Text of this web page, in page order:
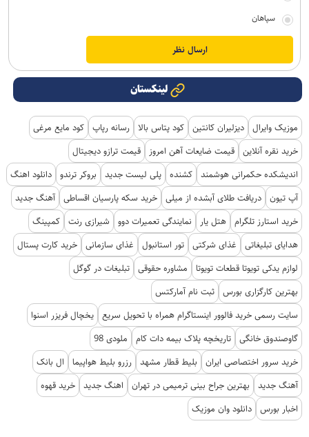
سپاهان
لینکستان
موزیک وایرال دیزلیران کانتین کود پتاس بالا رسانه رپاپ کود مایع مرغی
خرید نقره آنلاین قیمت ضایعات آهن امروز
قیمت ترازو دیجیتال
اندیشکده حکمرانی هوشمند کشنده پلی لیست جدید بروکر ترندو دانلود اهنگ
آپ تیون دریافت طلای آبشده از میلی خرید سکه پارسیان اقساطی آهنگ جدید
خرید استارز تلگرام هتل یار نمایندگی تعمیرات دوو شیرازی رنت کمپینگ
هدایای تبلیغاتی
غذای شرکتی تور استانبول غذای سازمانی خرید کارت پستال
لوازم یدکی تویوتا قطعات تویوتا
مشاوره حقوقی تبلیغات در گوگل
بهترین کارگزاری بورس ثبت نام آمارکتس
سایت رسمی خرید فالوور اینستاگرام همراه با تحویل سریع یخچال فریزر اسنوا
گاوصندوق خانگی تاریخچه پلاک بیمه دات کام
ملودی 98
خرید سرور اختصاصی ایران
بلیط قطار مشهد رزرو بلیط هواپیما
ال بانک
آهنگ جدید
بهترین جراح بینی ترمیمی در تهران اهنگ جدید خرید قهوه
اخبار بورس دانلود وان موزیک